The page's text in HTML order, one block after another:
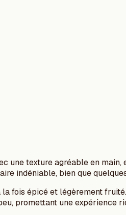
une texture agréable en
indéniable, bien que
la fois épicé et légèrement
promettant une expérience